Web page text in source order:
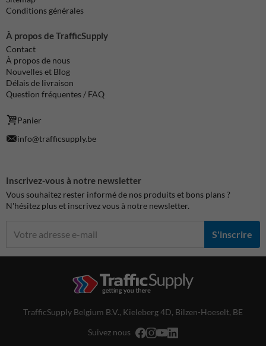
Conditions générales
À propos de TrafficSupply
Contact
À propos de nous
Nouvelles et Blog
Délais de livraison
Question fréquentes / FAQ
Panier
info@trafficsupply.be
Inscrivez-vous à notre newsletter
Vous souhaitez rester informé de nos produits et bons plans ?
N'hésitez plus et inscrivez vous à notre newsletter.
S'inscrire
TrafficSupply Belgium B.V., Kieleberg 4D, Bilzen-Hoeselt, BE
Suivez nous